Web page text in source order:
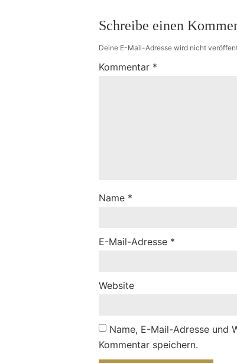
Schreibe einen
Deine E-Mail-Adresse wird nicht
Kommentar *
Name *
E-Mail-Adresse *
Website
Name, E-Mail-Adresse und
Kommentar speichern.